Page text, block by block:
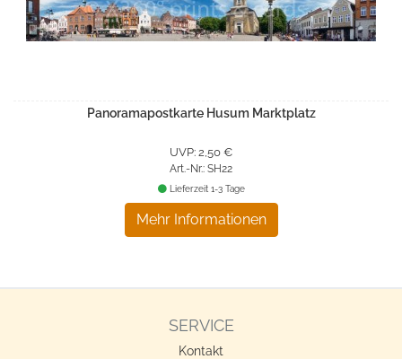
Panoramapostkarte Husum Marktplatz
UVP: 2,50 €
Art.-Nr.: SH22
Mehr Informationen
Lieferzeit 1-3 Tage
SERVICE
Kontakt